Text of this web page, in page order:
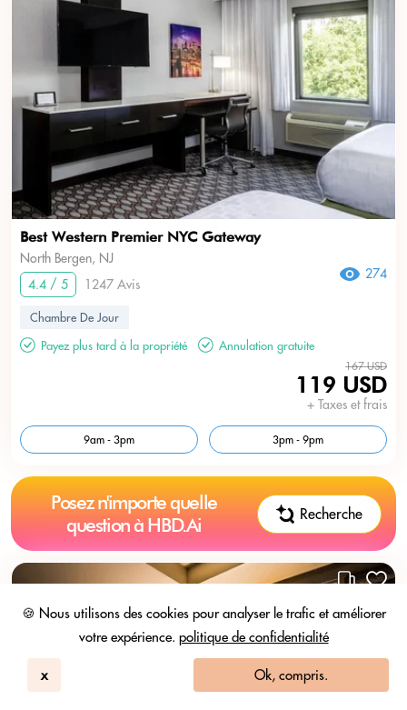
🍪 Nous utilisons des cookies pour analyser le trafic et améliorer
votre expérience. politique de confidentialité
x Ok, compris.
Best Western Premier NYC Gateway
North Bergen, NJ
4.4 / 5
1247 Avis
274
Chambre De Jour
Payez plus tard à la propriété
Annulation gratuite
167 USD
119 USD
+ Taxes et frais
9am - 3pm 3pm - 9pm
Posez n'importe quelle
question à HBD.Ai
Recherche